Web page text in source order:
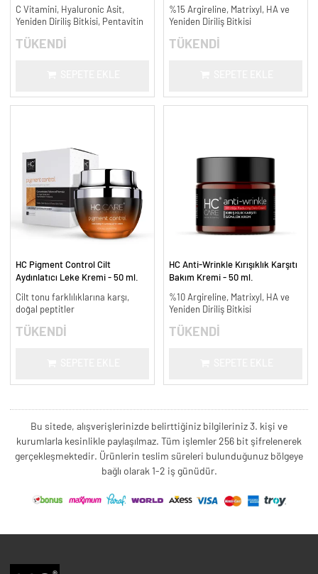
C Vitamini, Hyaluronic Asit,
Yeniden Diriliş Bitkisi, Pentavitin
TÜKENDİ
%15 Argireline, Matrixyl, HA ve
Yeniden Diriliş Bitkisi
TÜKENDİ
HC Pigment Control Cilt
Aydınlatıcı Leke Kremi - 50 ml.
Cilt tonu farklılıklarına karşı,
doğal peptitler
TÜKENDİ
HC Anti-Wrinkle Kırışıklık Karşıtı
Bakım Kremi - 50 ml.
%10 Argireline, Matrixyl, HA ve
Yeniden Diriliş Bitkisi
TÜKENDİ
Bu sitede, alışverişlerinizde belirttiğiniz bilgileriniz 3. kişi ve
kurumlarla kesinlikle paylaşılmaz. Tüm işlemler 256 bit şifrelenerek
gerçekleşmektedir. Ürünlerin teslim süreleri bulunduğunuz bölgeye
bağlı olarak 1-2 iş günüdür.